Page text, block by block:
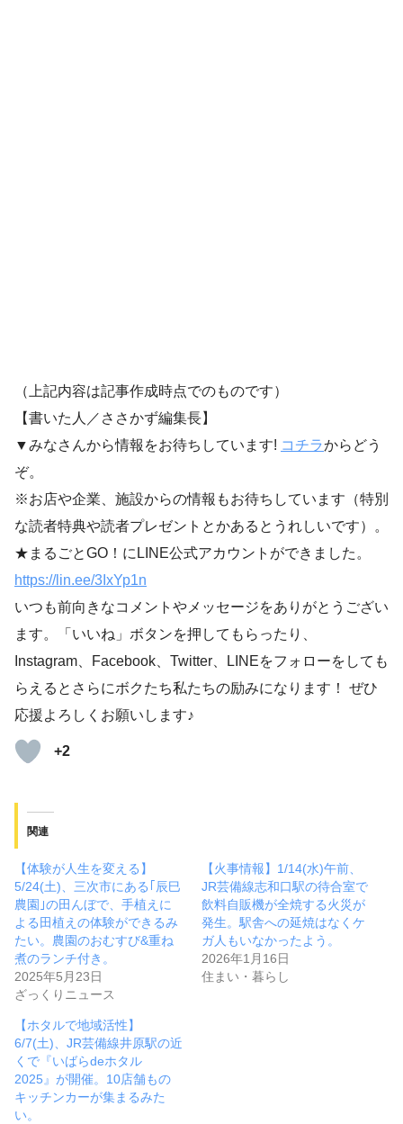
（上記内容は記事作成時点でのものです）
【書いた人／ささかず編集長】
▼みなさんから情報をお待ちしています! コチラからどう
ぞ。
※お店や企業、施設からの情報もお待ちしています（特別
な読者特典や読者プレゼントとかあるとうれしいです）。
★まるごとGO！にLINE公式アカウントができました。
https://lin.ee/3IxYp1n
いつも前向きなコメントやメッセージをありがとうござい
ます。「いいね」ボタンを押してもらったり、
Instagram、Facebook、Twitter、LINEをフォローをしても
らえるとさらにボクたち私たちの励みになります！ ぜひ
応援よろしくお願いします♪
+2
関連
【体験が人生を変える】
5/24(土)、三次市にある｢辰巳
農園｣の田んぼで、手植えに
よる田植えの体験ができるみ
たい。農園のおむすび&重ね
煮のランチ付き。
2025年5月23日
ざっくりニュース
【火事情報】1/14(水)午前、
JR芸備線志和口駅の待合室で
飲料自販機が全焼する火災が
発生。駅舎への延焼はなくケ
ガ人もいなかったよう。
2026年1月16日
住まい・暮らし
【ホタルで地域活性】
6/7(土)、JR芸備線井原駅の近
くで『いばらdeホタル
2025』が開催。10店舗もの
キッチンカーが集まるみた
い。